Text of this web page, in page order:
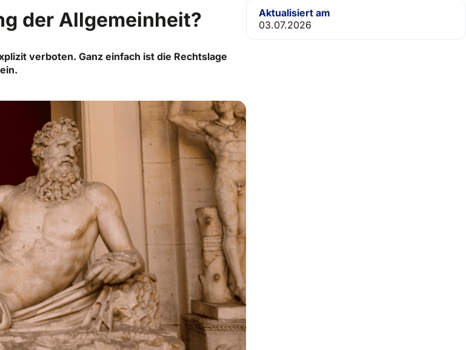
der Allgemeinheit?
verboten. Ganz einfach ist die Rechtslage
Aktualisiert am
03.07.2026